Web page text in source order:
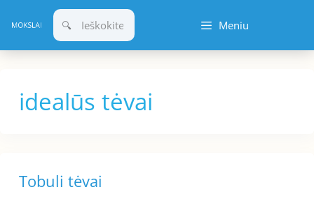
prie
turinio
Meniu
idealūs tėvai
Tobuli tėvai